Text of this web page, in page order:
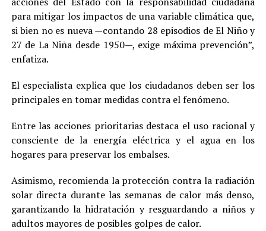
para mitigar los impactos de una variable climática que,
si bien no es nueva —contando 28 episodios de El Niño y
27 de La Niña desde 1950—, exige máxima prevención”,
enfatiza.
El especialista explica que los ciudadanos deben ser los
principales en tomar medidas contra el fenómeno.
Entre las acciones prioritarias destaca el uso racional y
consciente de la energía eléctrica y el agua en los
hogares para preservar los embalses.
Asimismo, recomienda la protección contra la radiación
solar directa durante las semanas de calor más denso,
garantizando la hidratación y resguardando a niños y
adultos mayores de posibles golpes de calor.